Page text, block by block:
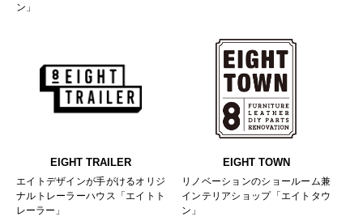
ン」
EIGHT TRAILER
エイトデザインが手がけるオリジ
ナルトレーラーハウス「エイトト
レーラー」
EIGHT TOWN
リノベーションのショールーム兼
インテリアショップ「エイトタウ
ン」